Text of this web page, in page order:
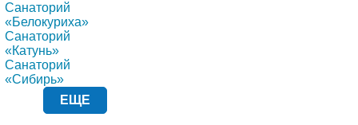
Санаторий
«Белокуриха»
Санаторий
«Катунь»
Санаторий
«Сибирь»
ЕЩЕ